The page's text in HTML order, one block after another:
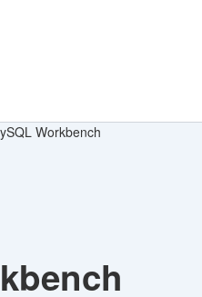
Workbench